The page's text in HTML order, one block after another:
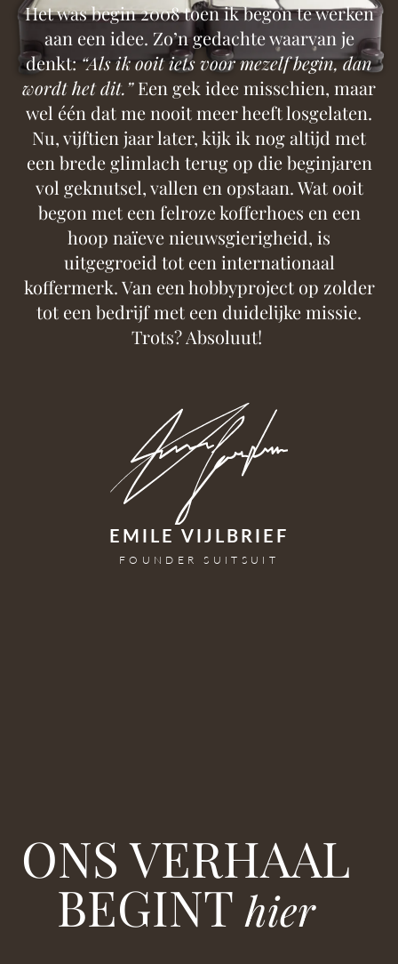
Het was begin 2008 toen ik begon te werken
aan een idee. Zo’n gedachte waarvan je
denkt: “Als ik ooit iets voor mezelf begin, dan
wordt het dit.”Een gek idee misschien, maar
wel één dat me nooit meer heeft losgelaten.
Nu, vijftien jaar later, kijk ik nog altijd met
een brede glimlach terug op die beginjaren
vol geknutsel, vallen en opstaan. Wat ooit
begon met een felroze kofferhoes en een
hoop naïeve nieuwsgierigheid, is
uitgegroeid tot een internationaal
koffermerk. Van een hobbyproject op zolder
tot een bedrijf met een duidelijke missie.
Trots? Absoluut!
EMILE VIJLBRIEF
FOUNDER SUITSUIT
ONS VERHAAL
BEGINT hier